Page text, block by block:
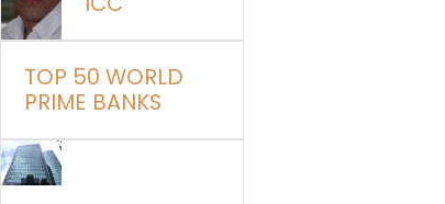
TOP 50 WORLD
PRIME BANKS